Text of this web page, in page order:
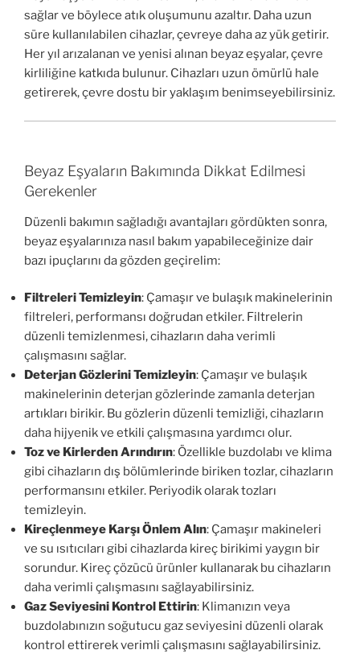
sağlar ve böylece atık oluşumunu azaltır. Daha uzun
süre kullanılabilen cihazlar, çevreye daha az yük getirir.
Her yıl arızalanan ve yenisi alınan beyaz eşyalar, çevre
kirliliğine katkıda bulunur. Cihazları uzun ömürlü hale
getirerek, çevre dostu bir yaklaşım benimseyebilirsiniz.
Beyaz Eşyaların Bakımında Dikkat Edilmesi
Gerekenler
Düzenli bakımın sağladığı avantajları gördükten sonra,
beyaz eşyalarınıza nasıl bakım yapabileceğinize dair
bazı ipuçlarını da gözden geçirelim:
Filtreleri Temizleyin: Çamaşır ve bulaşık makinelerinin
filtreleri, performansı doğrudan etkiler. Filtrelerin
düzenli temizlenmesi, cihazların daha verimli
çalışmasını sağlar.
Deterjan Gözlerini Temizleyin: Çamaşır ve bulaşık
makinelerinin deterjan gözlerinde zamanla deterjan
artıkları birikir. Bu gözlerin düzenli temizliği, cihazların
daha hijyenik ve etkili çalışmasına yardımcı olur.
Toz ve Kirlerden Arındırın: Özellikle buzdolabı ve klima
gibi cihazların dış bölümlerinde biriken tozlar, cihazların
performansını etkiler. Periyodik olarak tozları
temizleyin.
Kireçlenmeye Karşı Önlem Alın: Çamaşır makineleri
ve su ısıtıcıları gibi cihazlarda kireç birikimi yaygın bir
sorundur. Kireç çözücü ürünler kullanarak bu cihazların
daha verimli çalışmasını sağlayabilirsiniz.
Gaz Seviyesini Kontrol Ettirin: Klimanızın veya
buzdolabınızın soğutucu gaz seviyesini düzenli olarak
kontrol ettirerek verimli çalışmasını sağlayabilirsiniz.